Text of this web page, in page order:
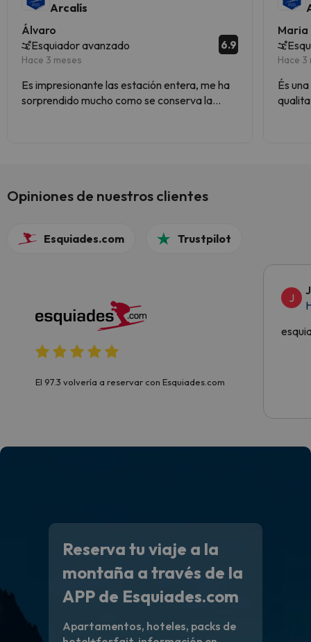
Arcalís
Álvaro
Esquiador avanzado
Hace 3 meses
6.9
Es impresionante las estación entera, me ha
sorprendido mucho como se conserva la
Maria
Hace 3
És
Opiniones de nuestros clientes
Esquiades.com Trustpilot
El 97.3 volvería a reservar con Esquiades.com
J
Reserva tu viaje a la
montaña a través de la
APP de Esquiades.com
Apartamentos, hoteles, packs de